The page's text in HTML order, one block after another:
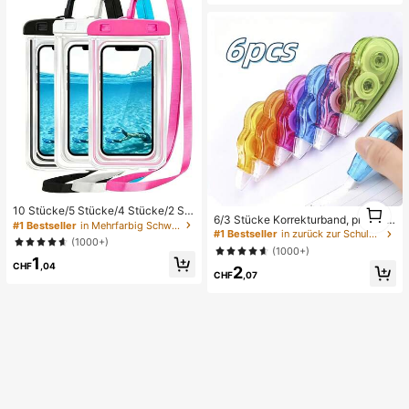
10 Stücke/5 Stücke/4 Stücke/2 Stü
cke/1 Stück wasserdichte Tasche,
wasserdichte Unterwasser-Handyt
asche, wasserdichte Strand-Handy
tasche, Sommercamping, Urlaubse
ssentials, Must-Have
#1 Bestseller
in Mehrfarbig Schwimmtasche
(1000+)
CHF1 ,04
6/3 Stücke Korrekturband, praktisc
h & schnell, sofortige Korrektur, gee
ignet für Schüler und Büroangestell
te, Schulanfang
#1 Bestseller
in zurück zur Schule Korrekturband
(1000+)
CHF2 ,07
1
1